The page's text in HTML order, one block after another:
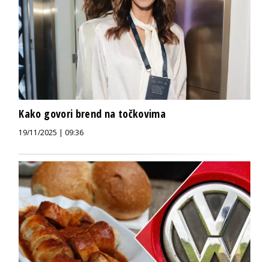
Kako govori brend na točkovima
19/11/2025 | 09:36